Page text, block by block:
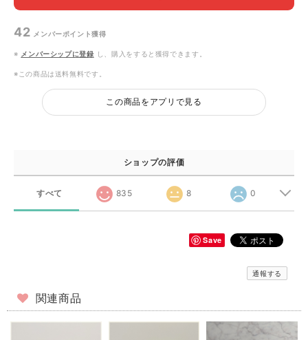
42 メンバーポイント獲得
※ メンバーシップに登録 し、購入をすると獲得できます。
※この商品は 送料無料です。
この商品をアプリで見る
ショップの評価
すべて 835 8 0
Save
通報する
関連商品